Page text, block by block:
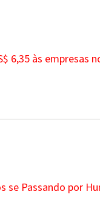
6,35 às empresas
Passando por